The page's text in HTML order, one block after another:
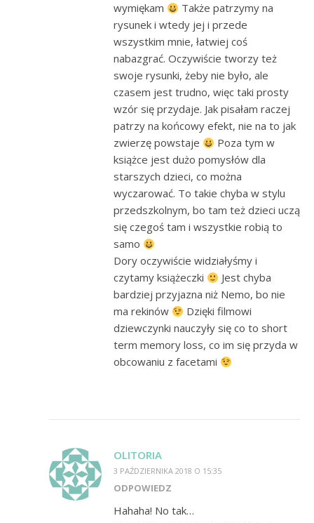
wymiękam
Także patrzymy na
rysunek i wtedy jej i przede
wszystkim mnie, łatwiej coś
nabazgrać. Oczywiście tworzy też
swoje rysunki, żeby nie było, ale
czasem jest trudno, więc taki prosty
wzór się przydaje. Jak pisałam raczej
patrzy na końcowy efekt, nie na to jak
zwierzę powstaje
Poza tym w
książce jest dużo pomysłów dla
starszych dzieci, co można
wyczarować. To takie chyba w stylu
przedszkolnym, bo tam też dzieci uczą
się czegoś tam i wszystkie robią to
samo
Dory oczywiście widziałyśmy i
czytamy książeczki
Jest chyba
bardziej przyjazna niż Nemo, bo nie
ma rekinów
Dzięki filmowi
dziewczynki nauczyły się co to short
term memory loss, co im się przyda w
obcowaniu z facetami
OLITORIA
3 PAŹDZIERNIKA 2018 O 15:35
ODPOWIEDZ
Hahaha! No tak…